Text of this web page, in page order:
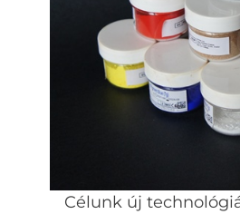
Célunk új